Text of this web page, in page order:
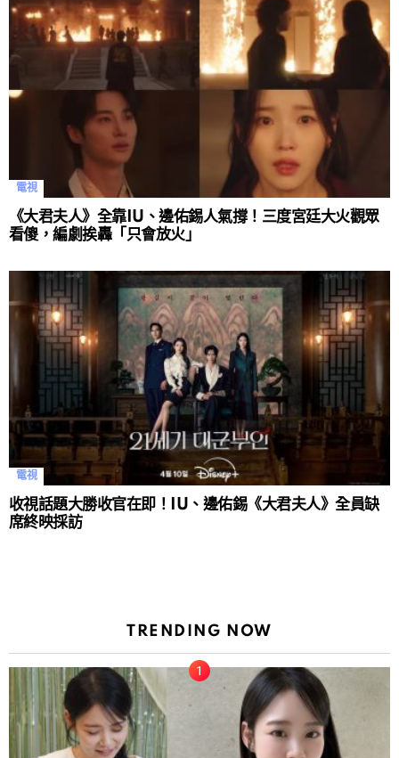
電視
《大君夫人》全靠IU、邊佑錫人氣撐！三度宮廷大火觀眾
看傻，編劇挨轟「只會放火」
電視
收視話題大勝收官在即！IU、邊佑錫《大君夫人》全員缺
席終映採訪
TRENDING NOW